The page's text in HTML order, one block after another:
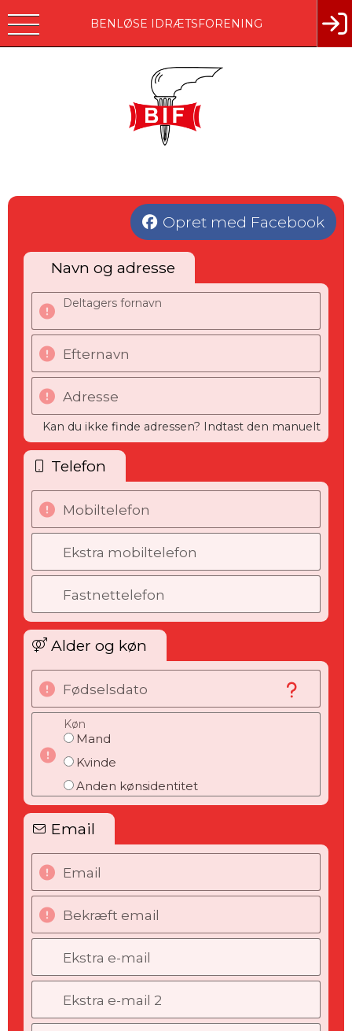
BENLØSE IDRÆTSFORENING
Opret med Facebook
Navn og adresse
Deltagers fornavn
Efternavn
Adresse
Kan du ikke finde adressen? Indtast den manuelt
Telefon
Mobiltelefon
Ekstra mobiltelefon
Fastnettelefon
Alder og køn
Fødselsdato
Køn
Mand
Kvinde
Anden kønsidentitet
Email
Email
Bekræft email
Ekstra e-mail
Ekstra e-mail 2